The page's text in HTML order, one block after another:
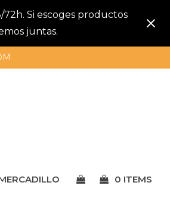
Si escoges productos
juntas.
0 ITEMS